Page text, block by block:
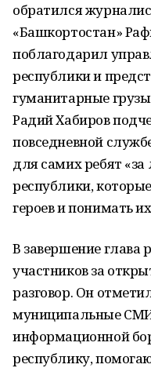
обратился
«Башкортостан»
поблагодарил
республики и
гуманитарные
Радий Хабиров
повседневной
для самих ребят
республики,
героев и понимать
В завершение глава
участников за
разговор. Он
муниципальные СМИ
информационной
республику,